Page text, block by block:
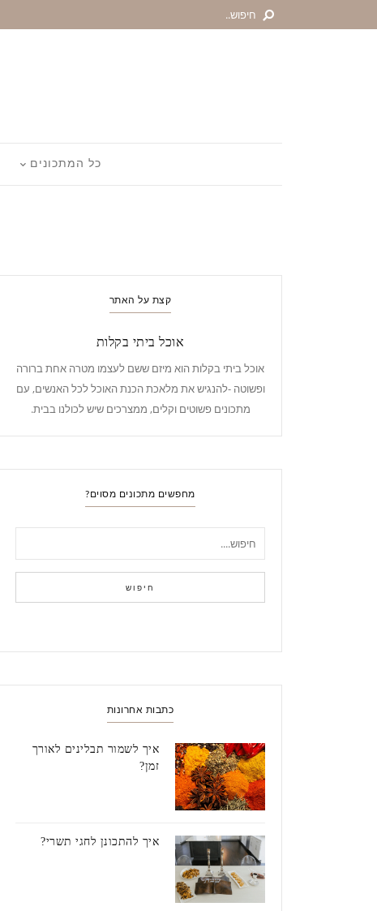
כל המתכונים
קצת על האתר
אוכל ביתי בקלות
אוכל ביתי בקלות הוא מיזם ששם לעצמו מטרה אחת ברורה
ופשוטה -להנגיש את מלאכת הכנת האוכל לכל האנשים, עם
מתכונים פשוטים וקלים, ממצרכים שיש לכולנו בבית.
מחפשים מתכונים מסוים?
חיפוש
כתבות אחרונות
איך לשמור תבלינים לאורך
זמן?
איך להתכונן לחגי תשרי?